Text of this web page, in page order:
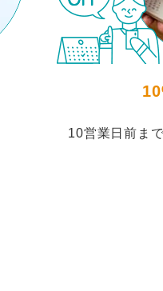
10営業日前ま